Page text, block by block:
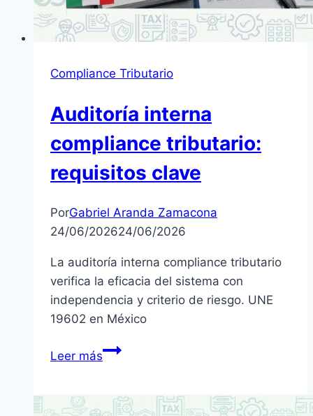
Compliance Tributario
Auditoría interna
compliance tributario:
requisitos clave
PorGabriel Aranda Zamacona
24/06/202624/06/2026
La auditoría interna compliance tributario
verifica la eficacia del sistema con
independencia y criterio de riesgo. UNE
19602 en México
Leer másAuditoría
tributario: